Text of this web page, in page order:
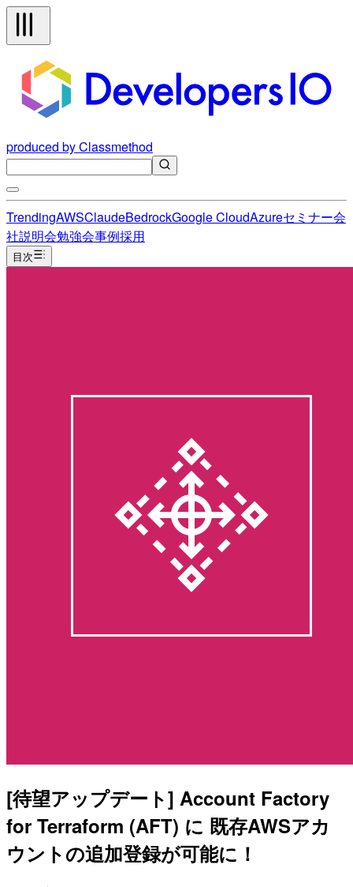
produced by Classmethod
TrendingAWSClaudeBedrockGoogle CloudAzureセミナー会
社説明会勉強会事例採用
目次
[待望アップデート] Account Factory
for Terraform (AFT) に 既存AWSアカ
ウントの追加登録が可能に！